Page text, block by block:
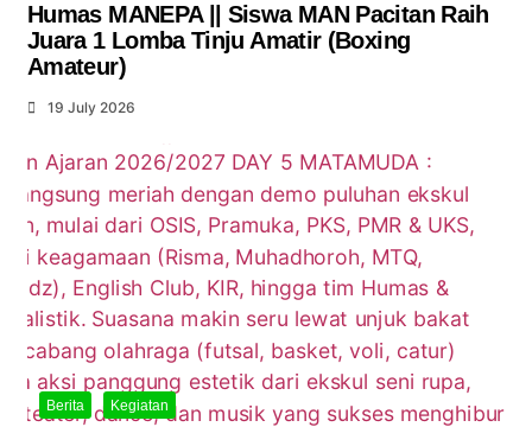
Humas MANEPA || Siswa MAN Pacitan Raih
Juara 1 Lomba Tinju Amatir (Boxing
Amateur)
19 July 2026
Berita Kegiatan